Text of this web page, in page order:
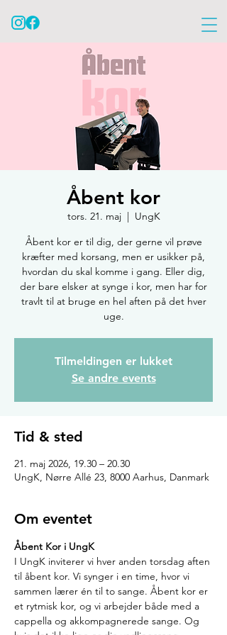
Åbent kor
tors. 21. maj
  |
UngK
Åbent kor er til dig, der gerne vil prøve
kræfter med korsang, men er usikker på,
hvordan du skal komme i gang. Eller dig,
der bare elsker at synge i kor, men har for
travlt til at bruge en hel aften på det hver
uge.
Tilmeldingen er lukket
Se andre events
Tid & sted
21. maj 2026, 19.30 – 20.30
UngK, Nørre Allé 23, 8000 Aarhus, Danmark
Om eventet
Åbent Kor i UngK
I UngK inviterer vi hver anden torsdag aften
til åbent kor. Vi synger i en time, hvor vi
sammen lærer én til to sange. Åbent kor er
et rytmisk kor, og vi arbejder både med a
cappella og akkompagnerede sange. Og